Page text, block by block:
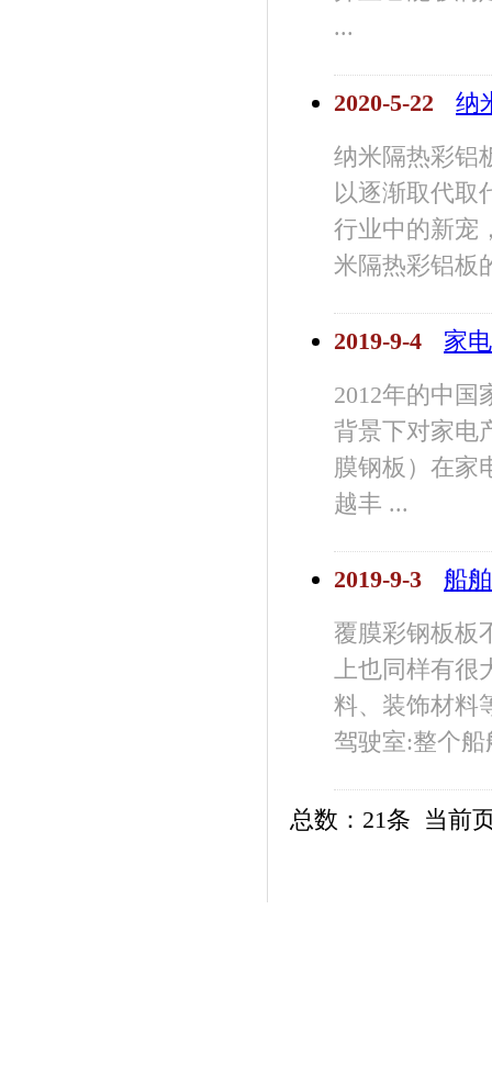
...
2020-5-22
纳
纳米隔热彩铝
以逐渐取代取
行业中的新宠
米隔热彩铝板
2019-9-4
家
2012年的中
背景下对家电
膜钢板）在家
越丰 ...
2019-9-3
船
覆膜彩钢板板
上也同样有很
料、装饰材料
驾驶室:整个船
总数：21条 当前